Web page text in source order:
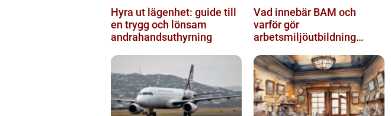
Hyra ut lägenhet: guide till
en trygg och lönsam
andrahandsuthyrning
Vad innebär BAM och
varför gör
arbetsmiljöutbildning